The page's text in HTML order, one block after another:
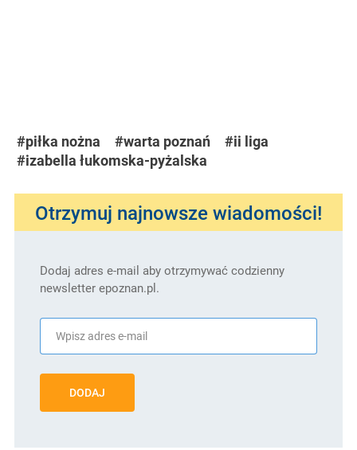
#piłka nożna #warta poznań
#ii liga
#izabella łukomska-pyżalska
Otrzymuj najnowsze wiadomości!
Dodaj adres e-mail aby otrzymywać codzienny
newsletter epoznan.pl.
DODAJ